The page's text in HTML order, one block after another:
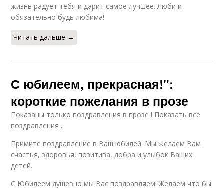
жизнь радует тебя и дарит самое лучшее. Люби и
обязательно будь любима!
Читать дальше →
С юбилеем, прекрасная!":
короткие пожелания в прозе
Показаны только поздравления в прозе ! Показать все
поздравления .
Примите поздравление в Ваш юбилей. Мы желаем Вам
счастья, здоровья, позитива, добра и улыбок Ваших
детей.
С Юбилеем душевно мы Вас поздравляем! Желаем что бы